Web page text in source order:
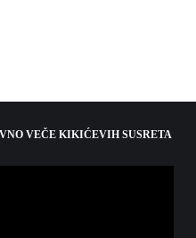
VEČE KIKIĆEVIH SUSRETA